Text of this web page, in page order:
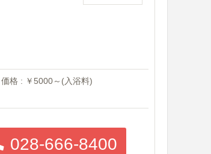
価格 : ￥5000～(入浴料)
028-666-8400